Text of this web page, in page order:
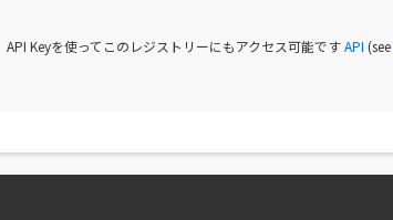
API Keyを使ってこのレジストリーにもアクセス可能ですAPI (see